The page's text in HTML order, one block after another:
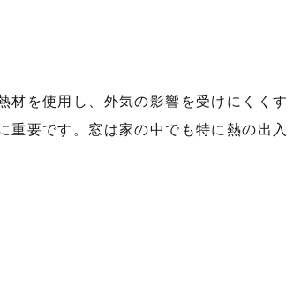
材を使用し、外気の影響を受けにくくす
重要です。窓は家の中でも特に熱の出入